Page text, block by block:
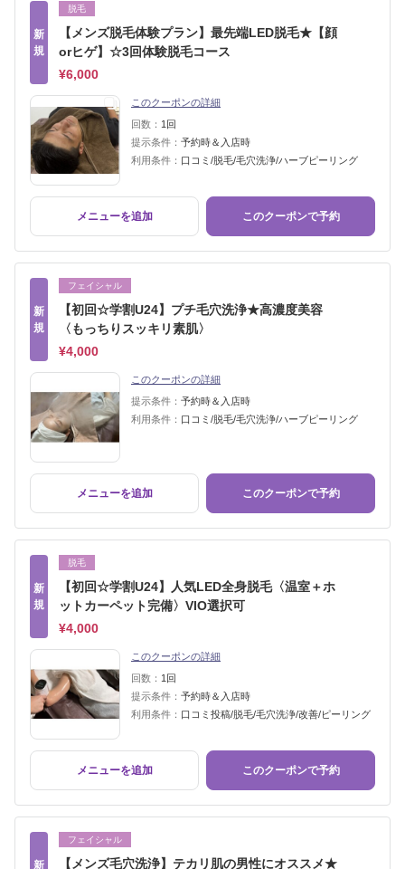
新
規
脱毛
【メンズ脱毛体験プラン】最先端LED脱毛★【顔
orヒゲ】☆3回体験脱毛コース
¥6,000
このクーポンの詳細
回数： 1回
提示条件： 予約時＆入店時
利用条件： 口コミ/脱毛/毛穴洗浄/ハーブピーリング
メニューを追加 このクーポンで予約
新
規
フェイシャル
【初回☆学割U24】プチ毛穴洗浄★高濃度美容
〈もっちりスッキリ素肌〉
¥4,000
このクーポンの詳細
提示条件： 予約時＆入店時
利用条件： 口コミ/脱毛/毛穴洗浄/ハーブピーリング
メニューを追加 このクーポンで予約
新
規
脱毛
【初回☆学割U24】人気LED全身脱毛〈温室＋ホ
ットカーペット完備〉VIO選択可
¥4,000
このクーポンの詳細
回数： 1回
提示条件： 予約時＆入店時
利用条件： 口コミ投稿/脱毛/毛穴洗浄/改善/ピーリング
メニューを追加 このクーポンで予約
新
フェイシャル
【メンズ毛穴洗浄】テカリ肌の男性にオススメ★